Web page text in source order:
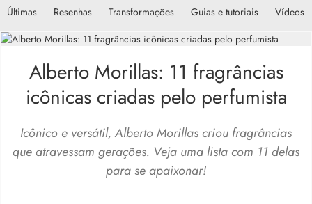
Últimas Resenhas Transformações Guias e tutoriais Vídeos
Alberto Morillas: 11 fragrâncias
icônicas criadas pelo perfumista
Icônico e versátil, Alberto Morillas criou fragrâncias
que atravessam gerações. Veja uma lista com 11 delas
para se apaixonar!